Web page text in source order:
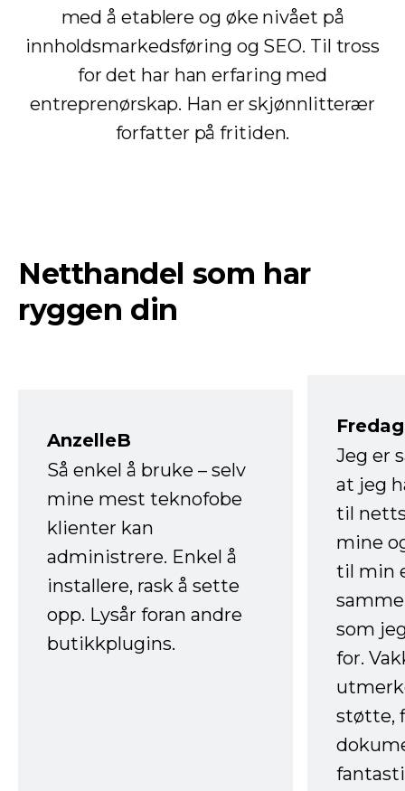
med å etablere og øke nivået på
innholdsmarkedsføring og SEO. Til tross
for det har han erfaring med
entreprenørskap. Han er skjønnlitterær
forfatter på fritiden.
Netthandel som har
ryggen din
AnzelleB
Så enkel å bruke – selv
mine mest teknofobe
klienter kan
administrere. Enkel å
installere, rask å sette
opp. Lysår foran andre
butikkplugins.
Jeg er
at jeg
til
mine
til min
som
for.
støtte,